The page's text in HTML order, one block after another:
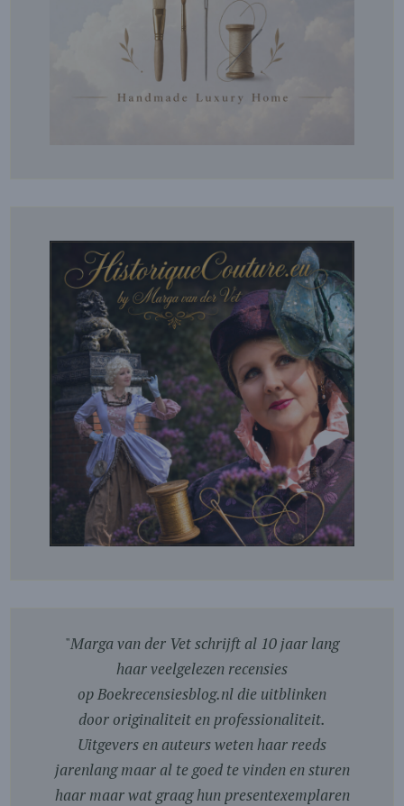
"Marga van der Vet schrijft al 10 jaar lang
haar veelgelezen recensies
op Boekrecensiesblog.nl die uitblinken
door originaliteit en professionaliteit.
Uitgevers en auteurs weten haar reeds
jarenlang maar al te goed te vinden en sturen
haar maar wat graag hun presentexemplaren